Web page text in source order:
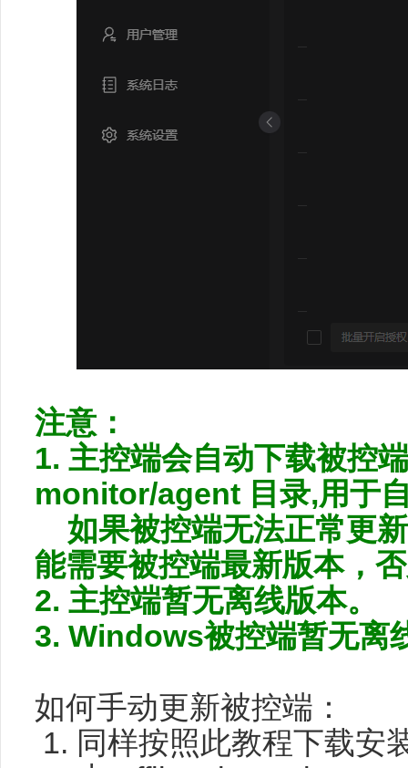
注意：
1. 主控端会自动下载被控
monitor/agent 目录,用于
如果被控端无法正常更
能需要被控端最新版本，
2. 主控端暂无离线版本。
3. Windows被控端暂无离
如何手动更新被控端：
同样按照此教程下载安